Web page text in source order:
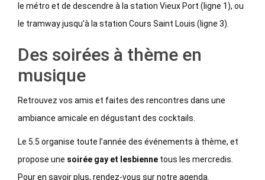
le métro et de descendre à la station Vieux Port (ligne 1), ou
le tramway jusqu’à la station Cours Saint Louis (ligne 3).
Des soirées à thème en
musique
Retrouvez vos amis et faites des rencontres dans une
ambiance amicale en dégustant des cocktails.
Le 5.5 organise toute l’année des événements à thème, et
propose une soirée gay et lesbienne tous les mercredis.
Pour en savoir plus, rendez-vous sur notre agenda.